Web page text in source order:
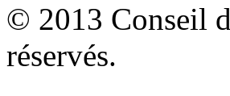
© 2013 Conseil
réservés.